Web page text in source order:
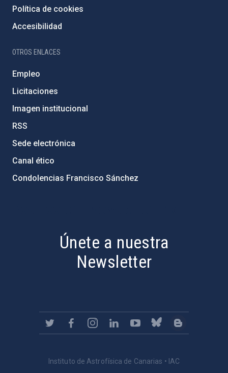
Política de cookies
Accesibilidad
OTROS ENLACES
Empleo
Licitaciones
Imagen institucional
RSS
Sede electrónica
Canal ético
Condolencias Francisco Sánchez
Únete a nuestra
Newsletter
Instituto de Astrofísica de Canarias • IAC